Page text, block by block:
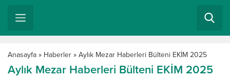
Anasayfa » Haberler » Aylık Mezar Haberleri Bülteni EKİM 2025
Aylık Mezar Haberleri Bülteni EKİM 2025